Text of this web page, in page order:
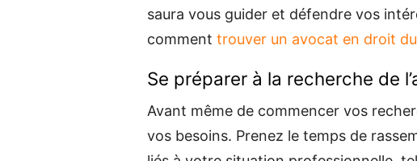
saura vous guider et défendre vos
comment trouver un avocat en droit
Se préparer à la recherche de
Avant même de commencer vos
vos besoins. Prenez le temps de